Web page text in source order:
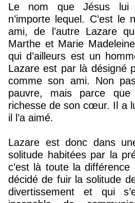
Le nom que Jésus lui
n’importe lequel. C’est le
ami, de l’autre Lazare
Marthe et Marie
qui d’ailleurs est un
Lazare est par là désigné
comme son ami. Non
pauvre, mais parce
richesse de son cœur. Il a
il l’a aimé.
Lazare est donc dans
solitude habitées par la
c’est là toute la
décidé de fuir la solitude
divertissement et qui